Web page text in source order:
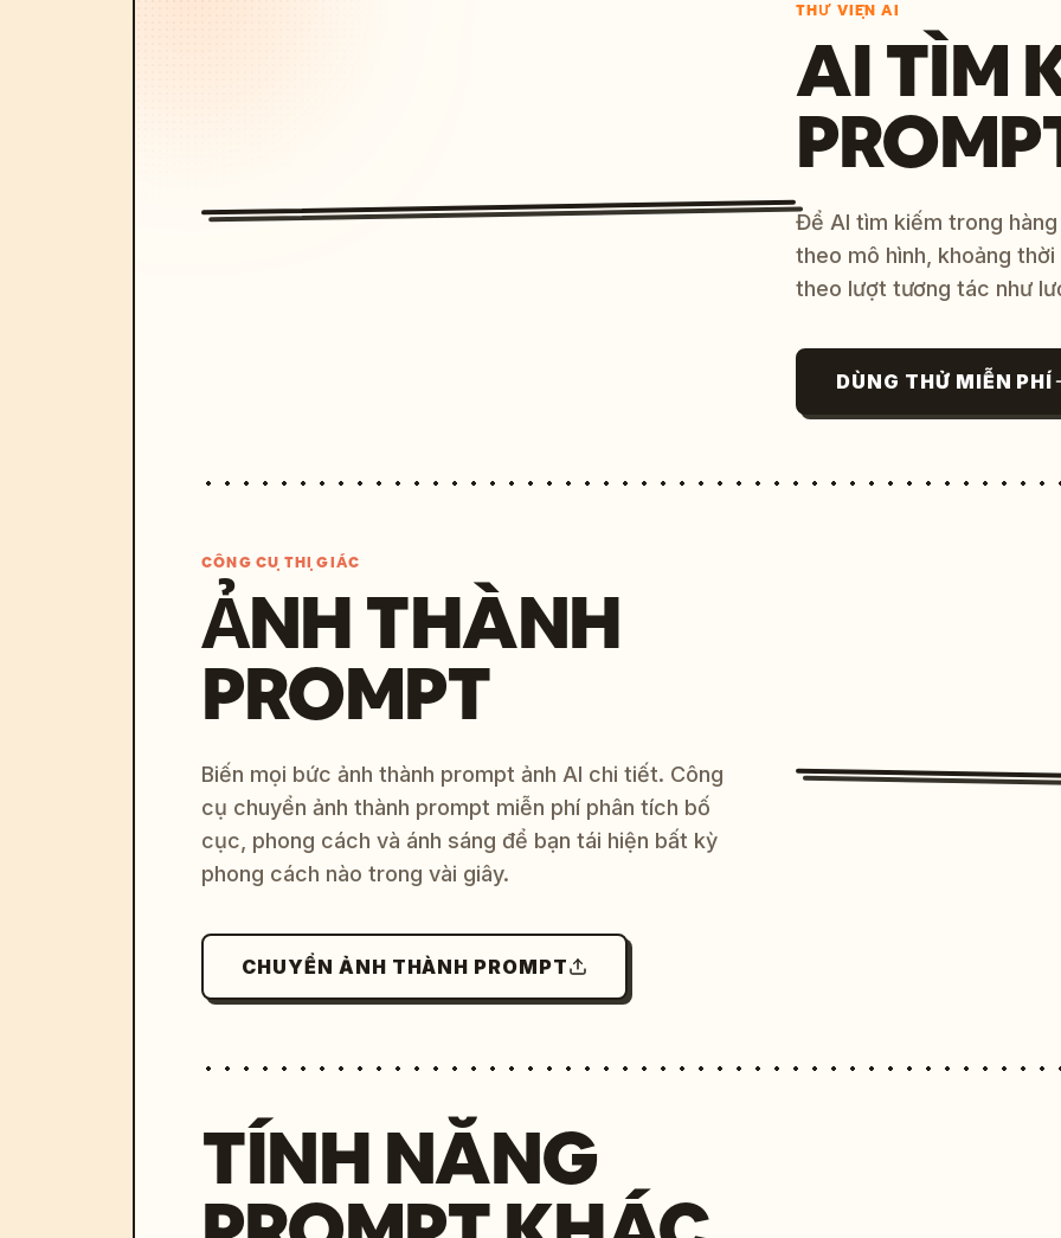
THƯ VIỆN AI
AI TÌM
Để AI tìm kiếm trong
theo mô hình, khoảng
theo lượt tương tác như
DÙNG THỬ MIỄN PHÍ
CÔNG CỤ THỊ GIÁC
ẢNH THÀNH
PROMPT
Biến mọi bức ảnh thành prompt ảnh AI chi tiết. Công
cụ chuyển ảnh thành prompt miễn phí phân tích bố
cục, phong cách và ánh sáng để bạn tái hiện bất kỳ
phong cách nào trong vài giây.
CHUYỂN ẢNH THÀNH PROMPT
TÍNH NĂNG